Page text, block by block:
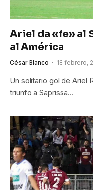
Ariel da «fe» al
al América
César Blanco 18 febrero,
Un solitario gol de Ariel
triunfo a Saprissa…